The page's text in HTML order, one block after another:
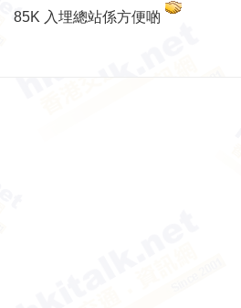
85K 入埋總站係方便啲